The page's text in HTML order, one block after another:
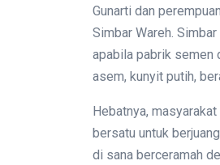
Gunarti dan
Simbar Wareh.
apabila pabrik semen
asem, kunyit putih,
Hebatnya,
bersatu untuk
di sana berceramah